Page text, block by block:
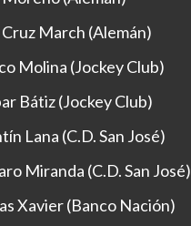
Cruz March (Alemán)
Molina (Jockey Club)
Bátiz (Jockey Club)
Lana (C.D. San José)
Miranda (C.D. San José)
Xavier (Banco Nación)